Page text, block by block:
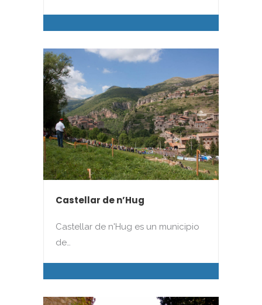
Castellar de n’Hug
Castellar de n'Hug es un municipio
de…